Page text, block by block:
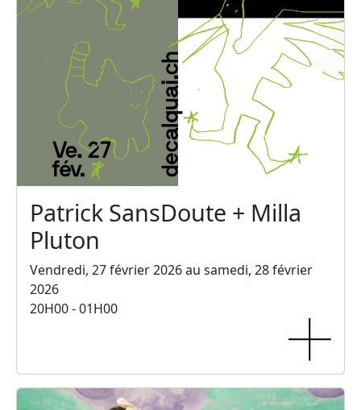
Patrick SansDoute + Milla
Pluton
Vendredi, 27 février 2026 au samedi, 28 février
2026
20H00 - 01H00